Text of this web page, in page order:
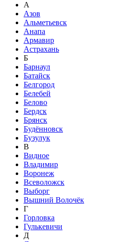
А
Азов
Альметьевск
Анапа
Армавир
Астрахань
Б
Барнаул
Батайск
Белгород
Белебей
Белово
Бердск
Брянск
Будённовск
Бузулук
В
Видное
Владимир
Воронеж
Всеволожск
Выборг
Вышний Волочёк
Г
Горловка
Гулькевичи
Д